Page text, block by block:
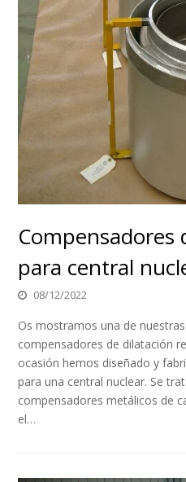
Compensadores
para central
08/12/2022
Os mostramos una de
compensadores de dilatación
ocasión hemos diseñado y
para una central nuclear. Se
compensadores metálicos de
el…